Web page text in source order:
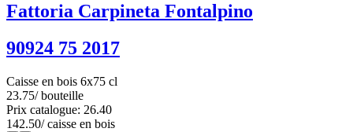
Fattoria Carpineta Fontalpino
90924 75 2017
Caisse en bois 6x75 cl
23.75/ bouteille
Prix catalogue: 26.40
142.50/ caisse en bois